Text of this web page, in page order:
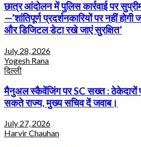
छात्र आंदोलन में पुलिस कार्रवाई पर
—’शांतिपूर्ण प्रदर्शनकारियों पर नहीं
और डिजिटल डेटा रखे जाएं सुरक्षित’
July 28, 2026
Yogesh Rana
दिल्ली
मैनुअल स्कैवेंजिंग पर SC सख्त : ठेकेदारों
सकते राज्य, मुख्य सचिव दें जवाब।
July 27, 2026
Harvir Chauhan